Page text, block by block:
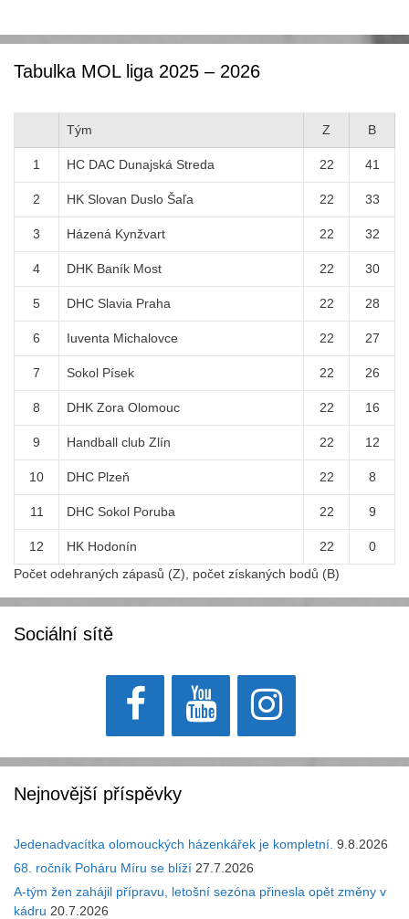
Tabulka MOL liga 2025 – 2026
Tým Z B
1 HC DAC Dunajská Streda 22 41
2 HK Slovan Duslo Šaľa 22 33
3 Házená Kynžvart 22 32
4 DHK Baník Most 22 30
5 DHC Slavia Praha 22 28
6 Iuventa Michalovce 22 27
7 Sokol Písek 22 26
8 DHK Zora Olomouc 22 16
9 Handball club Zlín 22 12
10 DHC Plzeň 22 8
11 DHC Sokol Poruba 22 9
12 HK Hodonín 22
0
Počet odehraných zápasů (Z), počet získaných bodů (B)
Sociální sítě
Nejnovější příspěvky
Jedenadvacítka olomouckých házenkářek je kompletní. 9.8.2026
68. ročník Poháru Míru se blíží 27.7.2026
A-tým žen zahájil přípravu, letošní sezóna přinesla opět změny v
kádru 20.7.2026